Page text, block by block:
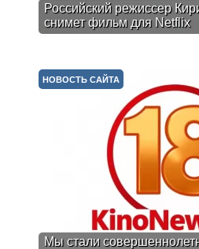
Российский режиссер
снимет фильм для Netflix
Мы стали
НОВОСТЬ САЙТА